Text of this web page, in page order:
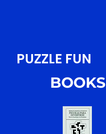
PUZZLE FUN
BOOKS